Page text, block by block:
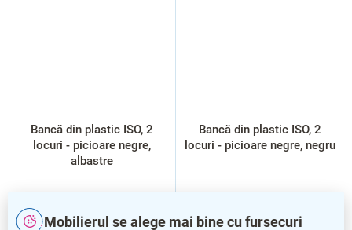
Mobilierul se alege mai bine cu fursecuri
Bancă din plastic ISO, 2
locuri - picioare negre,
albastre
Bancă din plastic ISO, 2
locuri - picioare negre, negru